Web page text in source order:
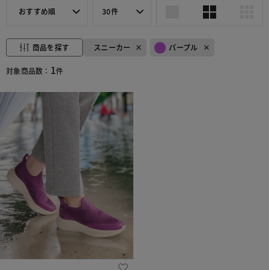
おすすめ順 30件
商品を探す スニーカー パープル
対象商品数： 1件